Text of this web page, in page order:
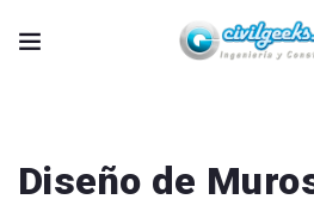
Diseño de